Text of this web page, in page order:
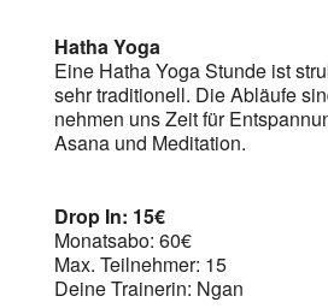
Hatha Yoga
Eine Hatha Yoga Stunde ist
sehr traditionell. Die Abläufe
nehmen uns Zeit für
Asana und Meditation.
Drop In: 15€
Monatsabo: 60€
Max. Teilnehmer: 15
Deine Trainerin: Ngan